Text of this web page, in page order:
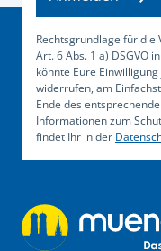
Rechtsgrundlage für
Art. 6 Abs. 1 a) DSGVO
könnte Eure
widerrufen, am
Ende des
Informationen zum
findet Ihr in der